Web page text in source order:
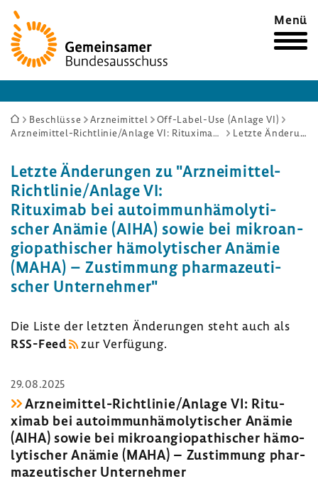
Zur
Startseite
Menü
Sie
sind
Beschlüsse Arzneimittel
Off-Label-Use (Anlage VI)
Arzneimittel-Richtlinie/Anlage VI: Rituximab bei autoimmunhämolytischer Anämie (AIHA) sowie bei mikroangiopathischer hämolytischer Anämie (MAHA) – Zustimmung pharmazeutischer Unternehmer
Letzte Änderungen
Letzte Ände­rungen zu "Arzneimittel-​
Richtlinie/Anlage VI:
Ritu­ximab bei auto­im­mun­hä­mo­ly­ti­
scher Anämie (AIHA) sowie bei mikro­an­
gio­pa­thi­scher hämo­ly­ti­scher Anämie
(MAHA) – Zustim­mung phar­ma­zeu­ti­
scher Unter­nehmer"
Die Liste der letzten Ände­rungen steht auch als
RSS-​Feed
zur Verfü­gung.
29.08.2025
Arzneimittel-​Richtlinie/Anlage VI: Ritu­
ximab bei auto­im­mun­hä­mo­ly­ti­scher Anämie
(AIHA) sowie bei mikro­an­gio­pa­thi­scher hämo­
ly­ti­scher Anämie (MAHA) – Zustim­mung phar­
ma­zeu­ti­scher Unter­nehmer